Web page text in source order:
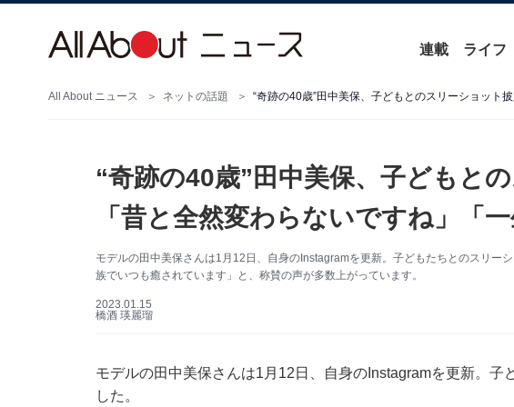
連載 ライフ
All About ニュース ネットの話題 “奇跡の40歳”田中美保、子どもとのスリーショット
“奇跡の40歳”田中美保、子どもと
「昔と全然変わらないですね」「一
モデルの田中美保さんは1月12日、自身のInstagramを更新。子どもたちとのスリー
族でいつも癒されています」と、称賛の声が多数上がっています。
2023.01.15
橋酒 瑛麗瑠
モデルの田中美保さんは1月12日、自身のInstagramを更新。子
した。